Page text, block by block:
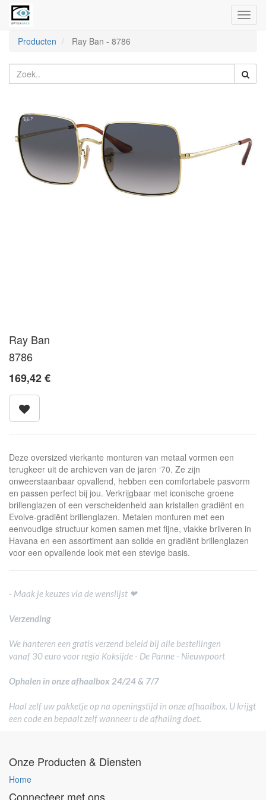
Producten
Ray Ban - 8786
Ray Ban
8786
169,42€
Deze oversized vierkante monturen van metaal vormen een
terugkeer uit de archieven van de jaren ‘70. Ze zijn
onweerstaanbaar opvallend, hebben een comfortabele pasvorm
en passen perfect bij jou. Verkrijgbaar met iconische groene
brillenglazen of een verscheidenheid aan kristallen gradiënt en
Evolve-gradiënt brillenglazen. Metalen monturen met een
eenvoudige structuur komen samen met fijne, vlakke brilveren in
Havana en een assortiment aan solide en gradiënt brillenglazen
voor een opvallende look met een stevige basis.
- Maak je keuzes via de wenslijst ❤
Verzending
We hanteren een gratis verzend beleid bij alle bestellingen
vanaf 30 euro voor regio Koksijde - De Panne - Nieuwpoort
Ophalen in onze afhaalbox 24/24 & 7/7
Haal zelf uw pakketje op na openingstijd in onze afhaalbox. U krijgt
een code en bepaalt zelf wanneer u de afhaling doet.
Onze Producten & Diensten
Home
Connecteer met ons